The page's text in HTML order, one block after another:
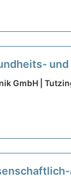
GmbH |